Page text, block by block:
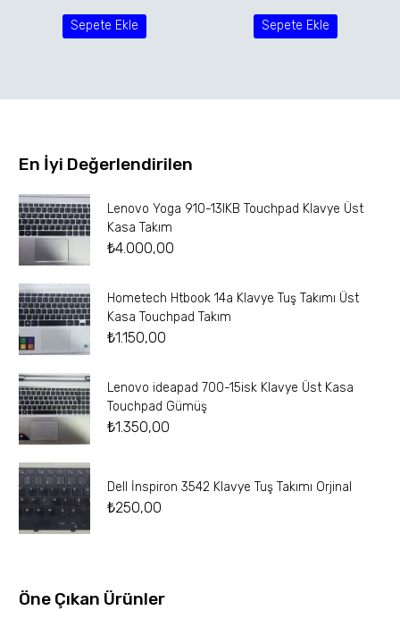
Sepete Ekle Sepete Ekle
En İyi Değerlendirilen
Lenovo Yoga 910-13IKB Touchpad Klavye Üst
Kasa Takım
₺4.000,00
Hometech Htbook 14a Klavye Tuş Takımı Üst
Kasa Touchpad Takım
₺1.150,00
Lenovo ideapad 700-15isk Klavye Üst Kasa
Touchpad Gümüş
₺1.350,00
Dell İnspiron 3542 Klavye Tuş Takımı Orjinal
₺250,00
Öne Çıkan Ürünler